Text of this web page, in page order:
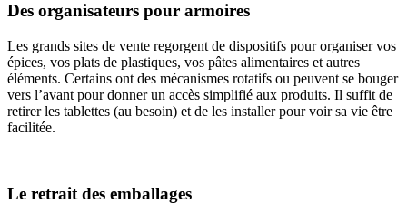
Des organisateurs pour armoires
Les grands sites de vente regorgent de dispositifs pour organiser vos
épices, vos plats de plastiques, vos pâtes alimentaires et autres
éléments. Certains ont des mécanismes rotatifs ou peuvent se bouger
vers l’avant pour donner un accès simplifié aux produits. Il suffit de
retirer les tablettes (au besoin) et de les installer pour voir sa vie être
facilitée.
Le retrait des emballages